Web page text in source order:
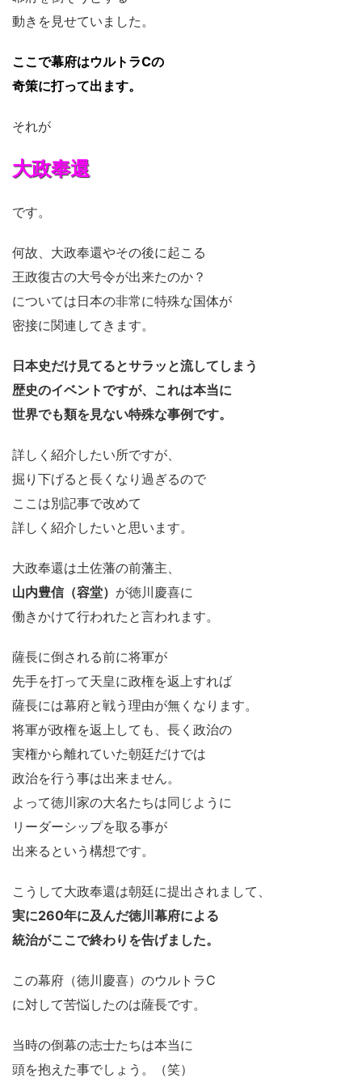
動きを見せていました。
ここで幕府はウルトラCの
奇策に打って出ます。
それが
大政奉還
です。
何故、大政奉還やその後に起こる
王政復古の大号令が出来たのか？
については日本の非常に特殊な国体が
密接に関連してきます。
日本史だけ見てるとサラッと流してしまう
歴史のイベントですが、これは本当に
世界でも類を見ない特殊な事例です。
詳しく紹介したい所ですが、
掘り下げると長くなり過ぎるので
ここは別記事で改めて
詳しく紹介したいと思います。
大政奉還は土佐藩の前藩主、
山内豊信（容堂） が徳川慶喜に
働きかけて行われたと言われます。
薩長に倒される前に将軍が
先手を打って天皇に政権を返上すれば
薩長には幕府と戦う理由が無くなります。
将軍が政権を返上しても、長く政治の
実権から離れていた朝廷だけでは
政治を行う事は出来ません。
よって徳川家の大名たちは同じように
リーダーシップを取る事が
出来るという構想です。
こうして大政奉還は朝廷に提出されまして、
実に260年に及んだ徳川幕府による
統治がここで終わりを告げました。
この幕府（徳川慶喜）のウルトラC
に対して苦悩したのは薩長です。
当時の倒幕の志士たちは本当に
頭を抱えた事でしょう。（笑）